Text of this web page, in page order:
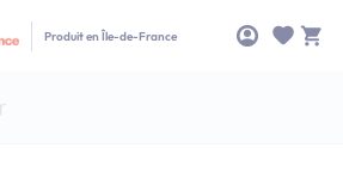
Produit en Île-de-France